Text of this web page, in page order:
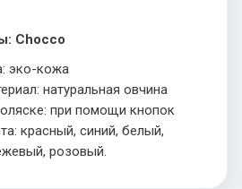
Chocco
эко-кожа
натуральная овчина
при помощи кнопок
красный, синий, белый,
розовый.